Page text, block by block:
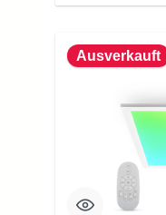
Ausverkauft